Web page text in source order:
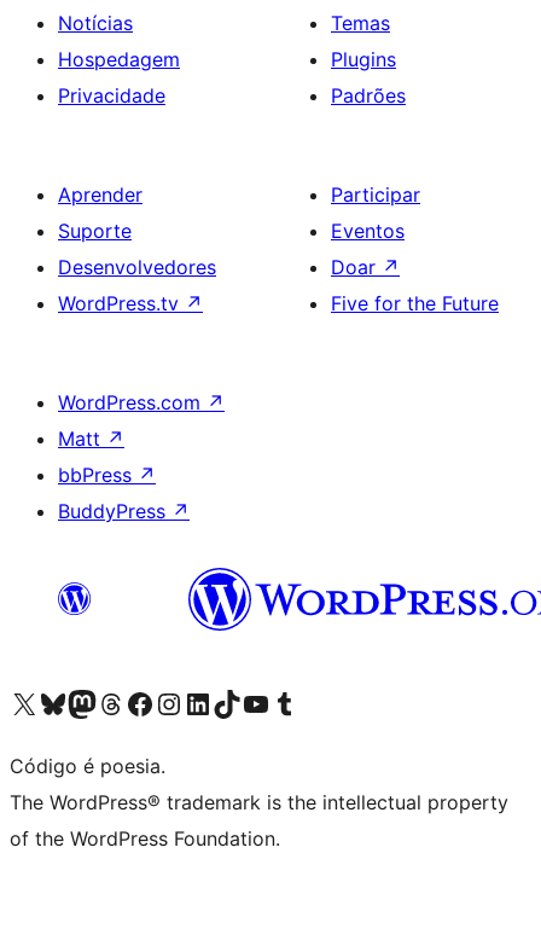
Notícias
Hospedagem
Privacidade
Temas
Plugins
Padrões
Aprender
Suporte
Desenvolvedores
WordPress.tv ↗
Participar
Eventos
Doar ↗
Five for the Future
WordPress.com ↗
Matt ↗
bbPress ↗
BuddyPress ↗
Acessar nossa conta do X (antigo Twitter)
Acessar nossa conta do Bluesky
Acessar nossa conta do Mastodon
Acessar nossa conta do Threads
Acessar nossa página do Facebook
Acessar nossa conta do Instagram
Acessar nossa conta do LinkedIn
Acessar nossa conta do TikTok
Acessar nosso canal do YouTube
Acessar nossa conta no Tumblr
Código é poesia.
The WordPress® trademark is the intellectual property
of the WordPress Foundation.